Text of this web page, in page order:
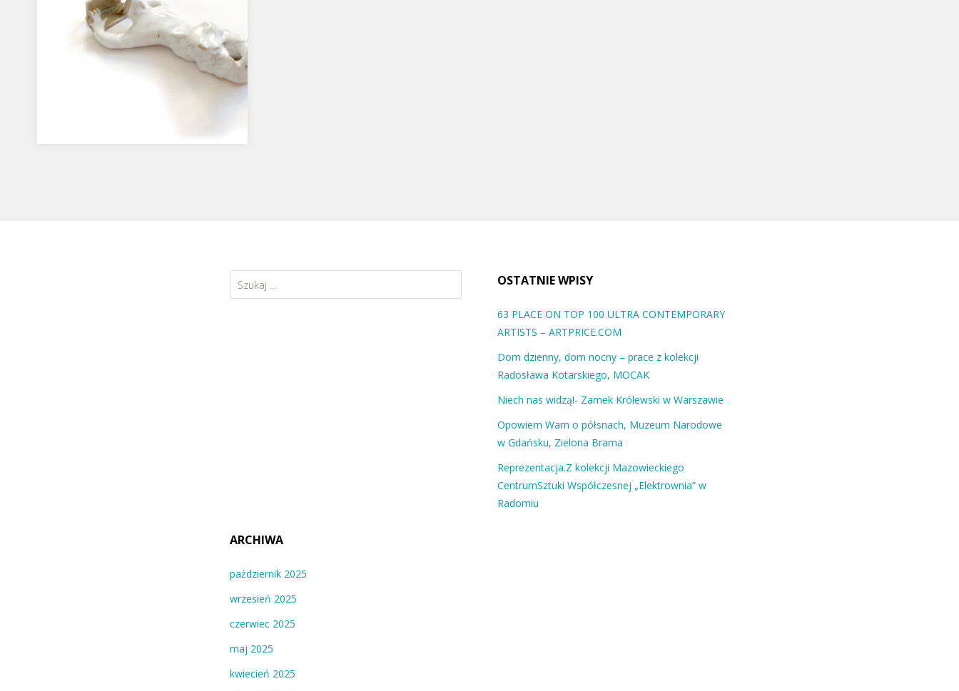
Szukaj: OSTATNIE WPISY
63 PLACE ON TOP 100 ULTRA CONTEMPORARY
ARTISTS – ARTPRICE.COM
Dom dzienny, dom nocny – prace z kolekcji
Radosława Kotarskiego, MOCAK
Niech nas widzą!- Zamek Królewski w Warszawie
Opowiem Wam o półsnach, Muzeum Narodowe
w Gdańsku, Zielona Brama
Reprezentacja.Z kolekcji Mazowieckiego
CentrumSztuki Współczesnej „Elektrownia” w
Radomiu
ARCHIWA
październik 2025
wrzesień 2025
czerwiec 2025
maj 2025
kwiecień 2025